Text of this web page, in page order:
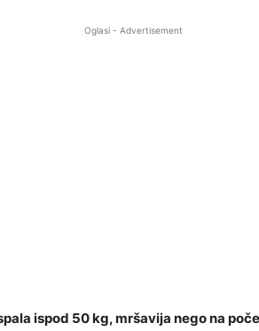
Oglasi - Advertisement
ispod 50 kg, mršavija nego na